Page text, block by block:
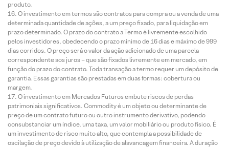
produto.
O investimento em termos são contratos para compra ou a venda de uma
determinada quantidade de ações, a um preço fixado, para liquidação em
prazo determinado. O prazo do contrato a Termo é livremente escolhido
pelos investidores, obedecendo o prazo mínimo de 16 dias e máximo de 999
dias corridos. O preço será o valor da ação adicionado de uma parcela
correspondente aos juros – que são fixados livremente em mercado, em
função do prazo do contrato. Toda transação a termo requer um depósito de
garantia. Essas garantias são prestadas em duas formas: cobertura ou
margem.
O investimento em Mercados Futuros embute riscos de perdas
patrimoniais significativos. Commodity é um objeto ou determinante de
preço de um contrato futuro ou outro instrumento derivativo, podendo
consubstanciar um índice, uma taxa, um valor mobiliário ou produto físico. É
um investimento de risco muito alto, que contempla a possibilidade de
oscilação de preço devido à utilização de alavancagem financeira. A duração